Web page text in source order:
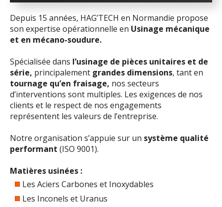
Depuis 15 années, HAG’TECH en Normandie propose
son expertise opérationnelle en Usinage mécanique
et en mécano-soudure.
Spécialisée dans l’usinage de pièces unitaires et de
série, principalement grandes dimensions, tant en
tournage qu’en fraisage, nos secteurs
d’interventions sont multiples. Les exigences de nos
clients et le respect de nos engagements
représentent les valeurs de l’entreprise.
Notre organisation s’appuie sur un système qualité
performant (ISO 9001).
Matières usinées :
Les Aciers Carbones et Inoxydables
Les Inconels et Uranus